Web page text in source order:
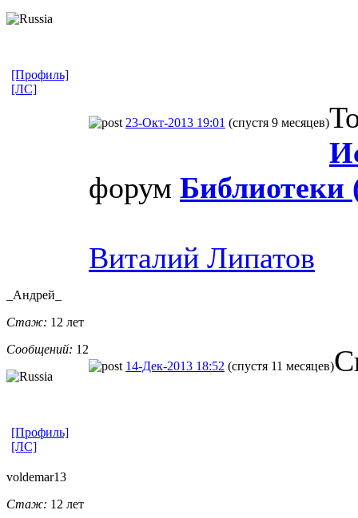
[Профиль]
[ЛС]
23-Окт-2013 19:01 (спустя 9 месяцев)
форум Библиотеки
Виталий Липатов
_Андрей_
Стаж: 12 лет
Сообщений: 12
14-Дек-2013 18:52 (спустя 11 месяцев)
[Профиль]
[ЛС]
voldemar13
Стаж: 12 лет